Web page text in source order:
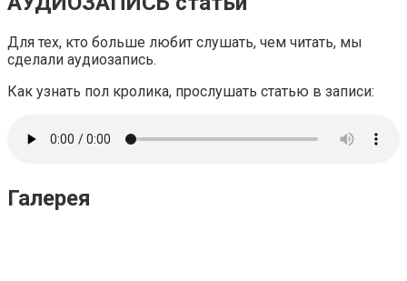
Для тех, кто больше любит слушать, чем читать, мы
сделали аудиозапись.
Как узнать пол кролика, прослушать статью в записи:
Галерея